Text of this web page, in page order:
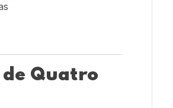
de Quatro